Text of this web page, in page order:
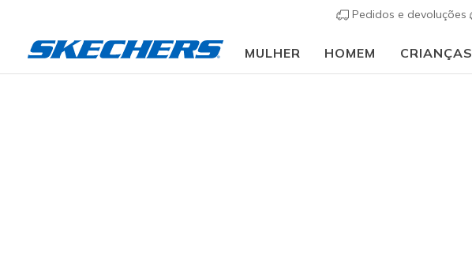
Pedidos e devoluções
MULHER HOMEM CRIANÇAS